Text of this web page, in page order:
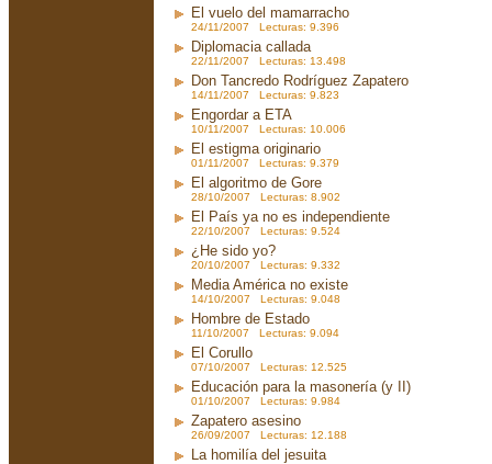
El vuelo del mamarracho
24/11/2007 Lecturas: 9.396
Diplomacia callada
22/11/2007 Lecturas: 13.498
Don Tancredo Rodríguez Zapatero
14/11/2007 Lecturas: 9.823
Engordar a ETA
10/11/2007 Lecturas: 10.006
El estigma originario
01/11/2007 Lecturas: 9.379
El algoritmo de Gore
28/10/2007 Lecturas: 8.902
El País ya no es independiente
22/10/2007 Lecturas: 9.524
¿He sido yo?
20/10/2007 Lecturas: 9.332
Media América no existe
14/10/2007 Lecturas: 9.048
Hombre de Estado
11/10/2007 Lecturas: 9.094
El Corullo
07/10/2007 Lecturas: 12.525
Educación para la masonería (y II)
01/10/2007 Lecturas: 9.984
Zapatero asesino
26/09/2007 Lecturas: 12.188
La homilía del jesuita